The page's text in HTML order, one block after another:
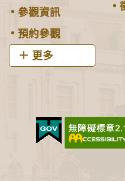
參觀資訊
預約參觀
更多